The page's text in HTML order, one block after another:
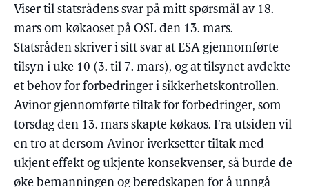
Viser til statsrådens svar på mitt spørsmål av 18.
mars om køkaoset på OSL den 13. mars.
Statsråden skriver i sitt svar at ESA gjennomførte
tilsyn i uke 10 (3. til 7. mars), og at tilsynet avdekte
et behov for forbedringer i sikkerhetskontrollen.
Avinor gjennomførte tiltak for forbedringer, som
torsdag den 13. mars skapte køkaos. Fra utsiden vil
en tro at dersom Avinor iverksetter tiltak med
ukjent effekt og ukjente konsekvenser, så burde de
øke bemanningen og beredskapen for å unngå